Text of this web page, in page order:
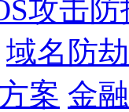
攻击
域名防
案 金